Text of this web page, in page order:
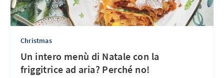
Christmas
Un intero menù di Natale con la
friggitrice ad aria? Perché no!